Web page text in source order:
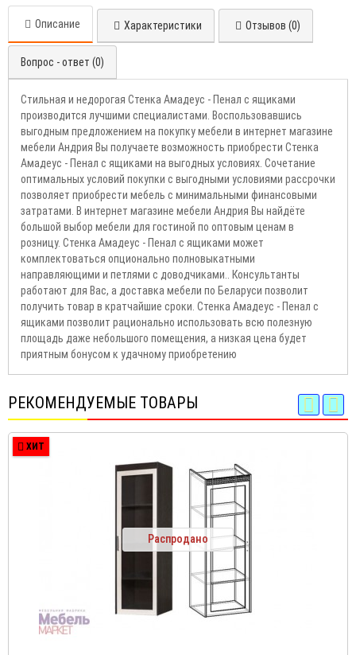
Описание Характеристики Отзывов (0)
Вопрос - ответ (0)
Стильная и недорогая Стенка Амадеус - Пенал с ящиками
производится лучшими специалистами. Воспользовавшись
выгодным предложением на покупку мебели в интернет магазине
мебели Андрия Вы получаете возможность приобрести Стенка
Амадеус - Пенал с ящиками на выгодных условиях. Сочетание
оптимальных условий покупки с выгодными условиями рассрочки
позволяет приобрести мебель с минимальными финансовыми
затратами. В интернет магазине мебели Андрия Вы найдёте
большой выбор мебели для гостиной по оптовым ценам в
розницу. Стенка Амадеус - Пенал с ящиками может
комплектоваться опционально полновыкатными
направляющими и петлями с доводчиками.. Консультанты
работают для Вас, а доставка мебели по Беларуси позволит
получить товар в кратчайшие сроки. Стенка Амадеус - Пенал с
ящиками позволит рационально использовать всю полезную
площадь даже небольшого помещения, а низкая цена будет
приятным бонусом к удачному приобретению
РЕКОМЕНДУЕМЫЕ ТОВАРЫ
ХИТ
Распродано